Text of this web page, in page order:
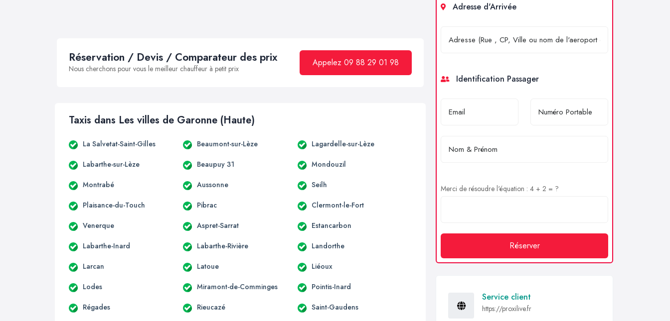
Réservation / Devis / Comparateur des prix
Nous cherchons pour vous le meilleur chauffeur à petit prix
Appelez 09 88 29 01 98
Taxis dans Les villes de Garonne (Haute)
La Salvetat-Saint-Gilles Beaumont-sur-Lèze Lagardelle-sur-Lèze
Labarthe-sur-Lèze Beaupuy 31 Mondouzil
Montrabé Aussonne Seilh
Plaisance-du-Touch Pibrac Clermont-le-Fort
Venerque Aspret-Sarrat Estancarbon
Labarthe-Inard Labarthe-Rivière Landorthe
Larcan Latoue Liéoux
Lodes Miramont-de-Comminges Pointis-Inard
Régades Rieucazé Saint-Gaudens
Adresse d'Arrivée
Identification Passager
Merci de résoudre l'équation : 4 + 2 = ?
Réserver
Service client
https://proxilive.fr